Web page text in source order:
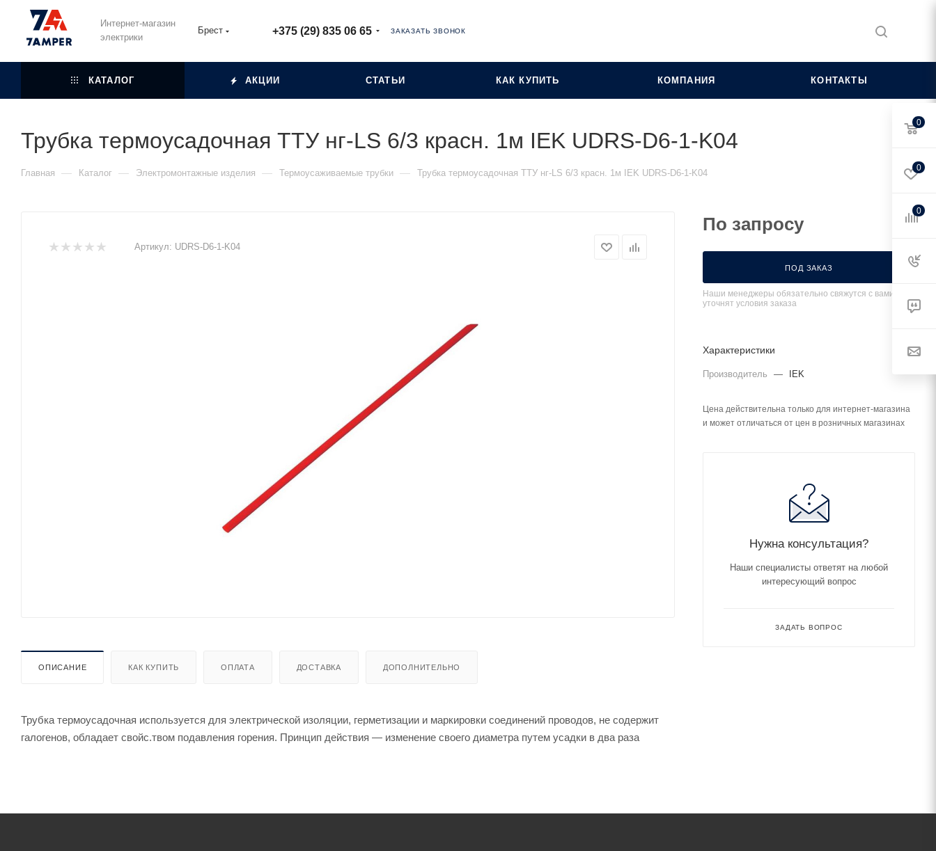
Интернет-магазин
электрики
Брест +375 (29) 835 06 65 ЗАКАЗАТЬ ЗВОНОК
КАТАЛОГ АКЦИИ СТАТЬИ КАК КУПИТЬ КОМПАНИЯ КОНТАКТЫ
Трубка термоусадочная ТТУ нг-LS 6/3 красн. 1м IEK UDRS-D6-1-K04
Главная — Каталог — Электромонтажные изделия — Термоусаживаемые трубки — Трубка термоусадочная ТТУ нг-LS 6/3 красн. 1м IEK UDRS-D6-1-K04
Артикул: UDRS-D6-1-K04
ОПИСАНИЕ КАК КУПИТЬ ОПЛАТА ДОСТАВКА ДОПОЛНИТЕЛЬНО
Трубка термоусадочная используется для электрической изоляции, герметизации и маркировки соединений проводов, не содержит
галогенов, обладает свойс.твом подавления горения. Принцип действия — изменение своего диаметра путем усадки в два раза
По запросу
ПОД ЗАКАЗ
Наши менеджеры обязательно свяжутся с вами и
уточнят условия заказа
Характеристики
Производитель — IEK
Цена действительна только для интернет-магазина
и может отличаться от цен в розничных магазинах
Нужна консультация?
Наши специалисты ответят на любой
интересующий вопрос
ЗАДАТЬ ВОПРОС
0
0
0